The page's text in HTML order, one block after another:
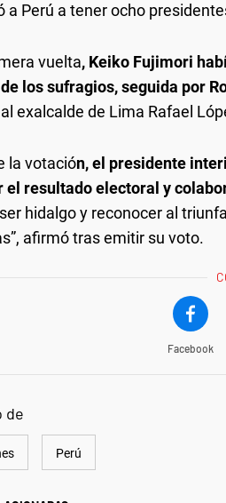
a Perú a tener ocho
vuelta, Keiko Fujimori
los sufragios, seguida por
exalcalde de Lima Rafael
la votación, el presidente
el resultado electoral y
hidalgo y reconocer al
afirmó tras emitir su voto.
Facebook
de
Perú